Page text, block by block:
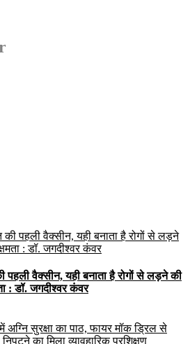
पहली वैक्सीन, यही बनाता है रोगों से लड़ने की
: डॉ. जगदीश्वर कंवर